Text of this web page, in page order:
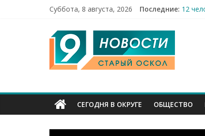
Суббота, 8 августа, 2026 Последние: 12
9
Канал
Старый
Оскол
СЕГОДНЯ В ОКРУГЕ ОБЩЕСТВО